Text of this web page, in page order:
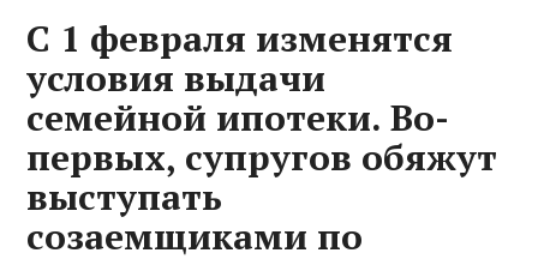
С 1 февраля изменятся
условия выдачи
семейной ипотеки. Во-
первых, супругов обяжут
выступать
созаемщиками по